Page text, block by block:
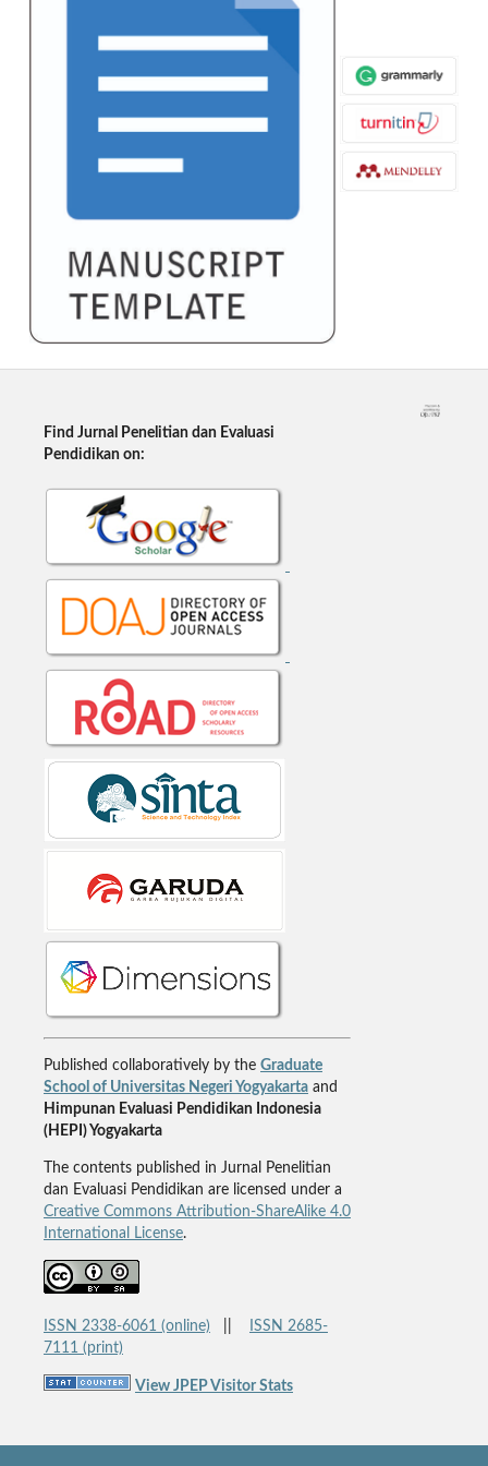
Find Jurnal Penelitian dan Evaluasi
Pendidikan on:
Published collaboratively by the Graduate
School of Universitas Negeri Yogyakartaand
Himpunan Evaluasi Pendidikan Indonesia
(HEPI) Yogyakarta
The contents published in Jurnal Penelitian
dan Evaluasi Pendidikan are licensed under a
Creative Commons Attribution-ShareAlike 4.0
International License.
ISSN 2338-6061 (online)
ISSN 2685-
7111 (print)
View JPEP Visitor Stats